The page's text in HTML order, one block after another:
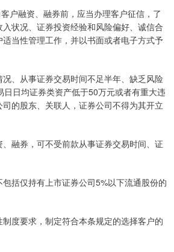
户融资、融券前，应当办理客户征信，了
状况、证券投资经验和风险偏好、诚信合
当性管理工作，并以书面或者电子方式予
、从事证券交易时间不足半年、缺乏风险
日均证券类资产低于50万元或者有重大违
的股东、关联人，证券公司不得为其开立
融券，可不受前款从事证券交易时间、证
括仅持有上市证券公司5%以下流通股份的
度要求，制定符合本条规定的选择客户的